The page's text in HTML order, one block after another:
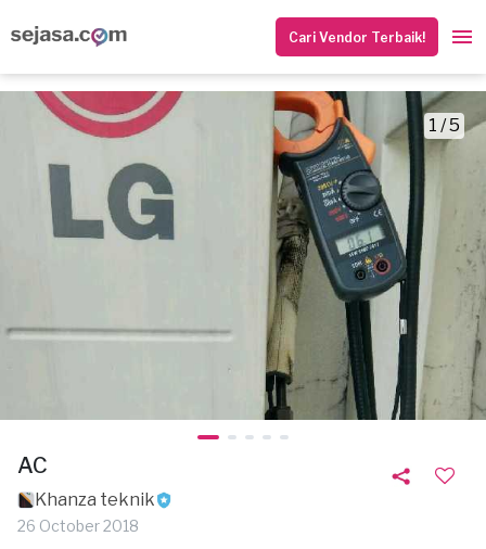
Cari Vendor Terbaik!
1 / 5
AC
Khanza teknik
26 October 2018